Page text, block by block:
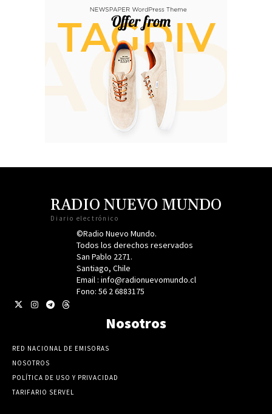
RADIO NUEVO MUNDO
Diario electrónico
©Radio Nuevo Mundo.
Todos los derechos reservados
San Pablo 2271.
Santiago, Chile
Email : info@radionuevomundo.cl
Fono: 56 2 6883175
Nosotros
RED NACIONAL DE EMISORAS
NOSOTROS
POLÍTICA DE USO Y PRIVACIDAD
TARIFARIO SERVEL